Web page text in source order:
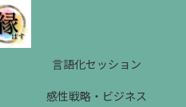
言語化セッション
感性戦略・ビジネス